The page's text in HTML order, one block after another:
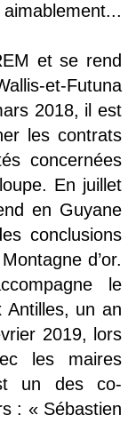
et se rend
et-Futuna
2018, il est
les contrats
concernées
En juillet
en Guyane
conclusions
d’or.
le
Antilles, un an
2019, lors
les maires
un des co-
: « Sébastien